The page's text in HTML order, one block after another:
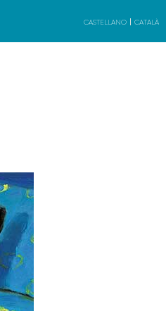
CASTELLANO CATALÀ